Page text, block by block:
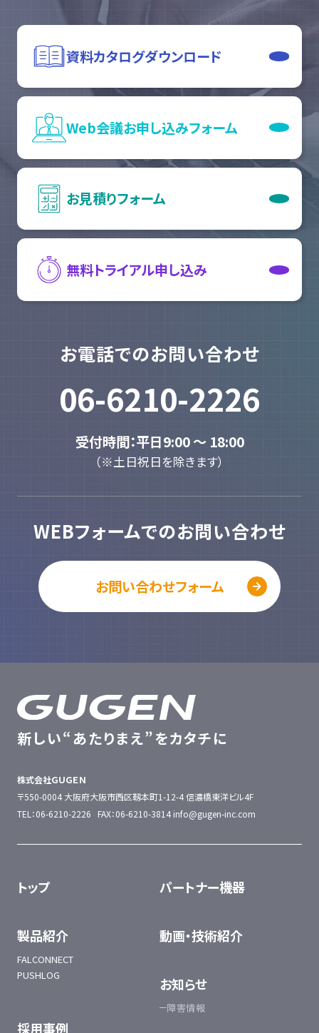
資料カタログダウンロード
Web会議お申し込みフォーム
お見積りフォーム
無料トライアル申し込み
お電話でのお問い合わせ
06-6210-2226
受付時間：平日9:00 ～ 18:00
（※土日祝日を除きます）
WEBフォームでのお問い合わせ
お問い合わせフォーム
新しい“あたりまえ”をカタチに
株式会社ＧＵＧＥＮ
〒550-0004 大阪府大阪市西区靱本町1-12-4信濃橋東洋ビル4F
TEL：06-6210-2226 FAX：06-6210-3814info@gugen-inc.com
トップ
製品紹介
FALCONNECT
PUSHLOG
採用事例
パートナー機器
動画・技術紹介
お知らせ
障害情報